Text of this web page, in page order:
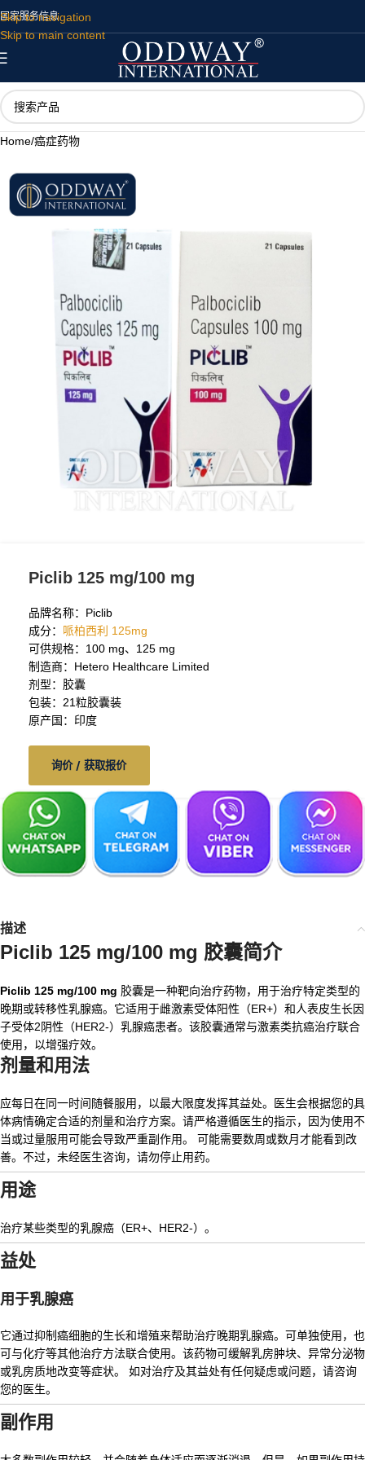
Skip to navigation
Skip to main content
国家服务信息
Home/癌症药物
Piclib 125 mg/100 mg
品牌名称：Piclib
成分：
哌柏西利 125mg
可供规格：100 mg、125 mg
制造商：Hetero Healthcare Limited
剂型：胶囊
包装：21粒胶囊装
原产国：印度
询价 / 获取报价
描述
Piclib 125 mg/100 mg 胶囊简介
Piclib 125 mg/100 mg 胶囊是一种靶向治疗药物，用于治疗特定类型的
晚期或转移性乳腺癌。它适用于雌激素受体阳性（ER+）和人表皮生长因
子受体2阴性（HER2-）乳腺癌患者。该胶囊通常与激素类抗癌治疗联合
使用，以增强疗效。
剂量和用法
应每日在同一时间随餐服用，以最大限度发挥其益处。医生会根据您的具
体病情确定合适的剂量和治疗方案。请严格遵循医生的指示，因为使用不
当或过量服用可能会导致严重副作用。 可能需要数周或数月才能看到改
善。不过，未经医生咨询，请勿停止用药。
用途
治疗某些类型的乳腺癌（ER+、HER2-）。
益处
用于乳腺癌
它通过抑制癌细胞的生长和增殖来帮助治疗晚期乳腺癌。可单独使用，也
可与化疗等其他治疗方法联合使用。该药物可缓解乳房肿块、异常分泌物
或乳房质地改变等症状。 如对治疗及其益处有任何疑虑或问题，请咨询
您的医生。
副作用